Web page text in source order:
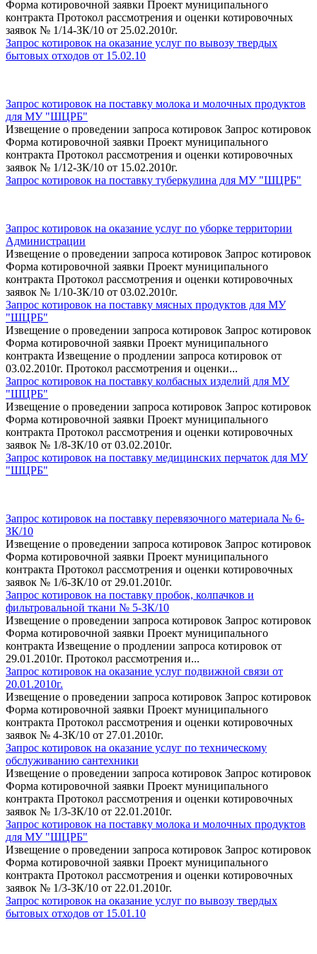
Форма котировочной заявки Проект муниципального
контракта Протокол рассмотрения и оценки котировочных
заявок № 1/14-ЗК/10 от 25.02.2010г.
Запрос котировок на оказание услуг по вывозу твердых
бытовых отходов от 15.02.10
Запрос котировок на поставку молока и молочных продуктов
для МУ "ШЦРБ"
Извещение о проведении запроса котировок Запрос котировок
Форма котировочной заявки Проект муниципального
контракта Протокол рассмотрения и оценки котировочных
заявок № 1/12-ЗК/10 от 15.02.2010г.
Запрос котировок на поставку туберкулина для МУ "ШЦРБ"
Запрос котировок на оказание услуг по уборке территории
Администрации
Извещение о проведении запроса котировок Запрос котировок
Форма котировочной заявки Проект муниципального
контракта Протокол рассмотрения и оценки котировочных
заявок № 1/10-ЗК/10 от 03.02.2010г.
Запрос котировок на поставку мясных продуктов для МУ
"ШЦРБ"
Извещение о проведении запроса котировок Запрос котировок
Форма котировочной заявки Проект муниципального
контракта Извещение о продлении запроса котировок от
03.02.2010г. Протокол рассмотрения и оценки...
Запрос котировок на поставку колбасных изделий для МУ
"ШЦРБ"
Извещение о проведении запроса котировок Запрос котировок
Форма котировочной заявки Проект муниципального
контракта Протокол рассмотрения и оценки котировочных
заявок № 1/8-ЗК/10 от 03.02.2010г.
Запрос котировок на поставку медицинских перчаток для МУ
"ШЦРБ"
Запрос котировок на поставку перевязочного материала № 6-
ЗК/10
Извещение о проведении запроса котировок Запрос котировок
Форма котировочной заявки Проект муниципального
контракта Протокол рассмотрения и оценки котировочных
заявок № 1/6-ЗК/10 от 29.01.2010г.
Запрос котировок на поставку пробок, колпачков и
фильтровальной ткани № 5-ЗК/10
Извещение о проведении запроса котировок Запрос котировок
Форма котировочной заявки Проект муниципального
контракта Извещение о продлении запроса котировок от
29.01.2010г. Протокол рассмотрения и...
Запрос котировок на оказание услуг подвижной связи от
20.01.2010г.
Извещение о проведении запроса котировок Запрос котировок
Форма котировочной заявки Проект муниципального
контракта Протокол рассмотрения и оценки котировочных
заявок № 4-ЗК/10 от 27.01.2010г.
Запрос котировок на оказание услуг по техническому
обслуживанию сантехники
Извещение о проведении запроса котировок Запрос котировок
Форма котировочной заявки Проект муниципального
контракта Протокол рассмотрения и оценки котировочных
заявок № 1/3-ЗК/10 от 22.01.2010г.
Запрос котировок на поставку молока и молочных продуктов
для МУ "ШЦРБ"
Извещение о проведении запроса котировок Запрос котировок
Форма котировочной заявки Проект муниципального
контракта Протокол рассмотрения и оценки котировочных
заявок № 1/3-ЗК/10 от 22.01.2010г.
Запрос котировок на оказание услуг по вывозу твердых
бытовых отходов от 15.01.10